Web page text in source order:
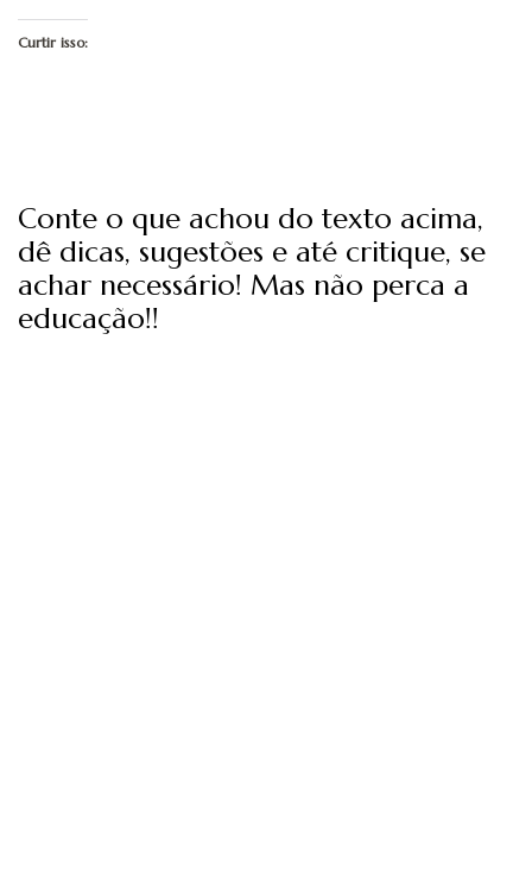
Curtir isso:
Conte o que achou do texto acima,
dê dicas, sugestões e até critique, se
achar necessário! Mas não perca a
educação!!